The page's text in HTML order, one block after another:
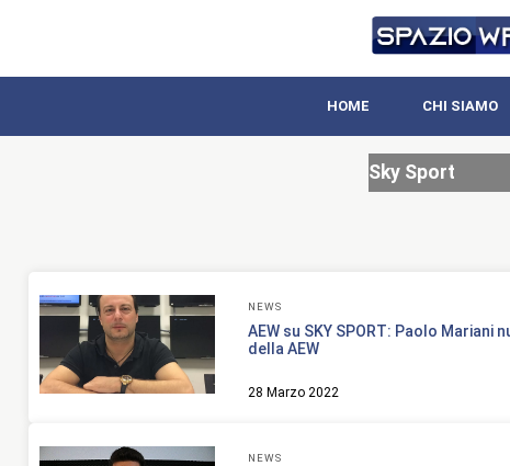
HOME CHI SIAMO
Sky Sport
NEWS
AEW su SKY SPORT: Paolo Mariani
della AEW
28 Marzo 2022
NEWS